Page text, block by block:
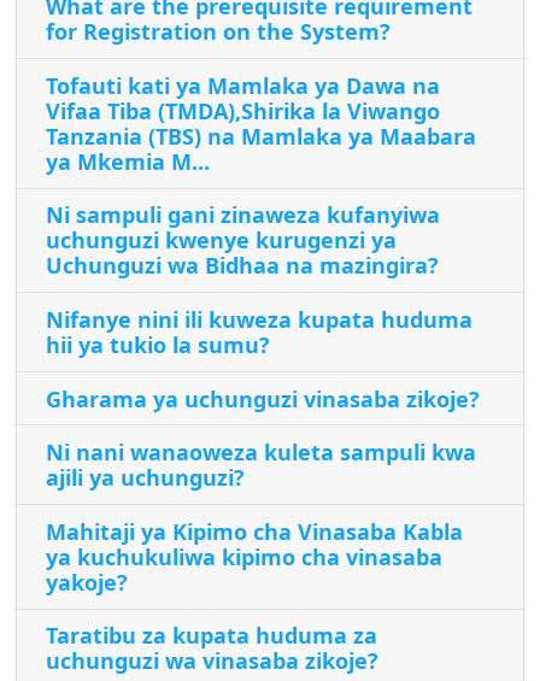
What are the prerequisite requirement
for Registration on the System?
Tofauti kati ya Mamlaka ya Dawa na
Vifaa Tiba (TMDA),Shirika la Viwango
Tanzania (TBS) na Mamlaka ya Maabara
ya Mkemia M...
Ni sampuli gani zinaweza kufanyiwa
uchunguzi kwenye kurugenzi ya
Uchunguzi wa Bidhaa na mazingira?
Nifanye nini ili kuweza kupata huduma
hii ya tukio la sumu?
Gharama ya uchunguzi vinasaba zikoje?
Ni nani wanaoweza kuleta sampuli kwa
ajili ya uchunguzi?
Mahitaji ya Kipimo cha Vinasaba Kabla
ya kuchukuliwa kipimo cha vinasaba
yakoje?
Taratibu za kupata huduma za
uchunguzi wa vinasaba zikoje?